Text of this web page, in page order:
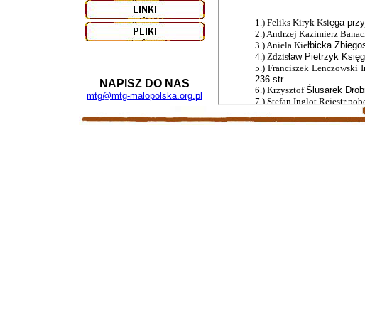
NAPISZ DO NAS
mtg@mtg-malopolska.org.pl